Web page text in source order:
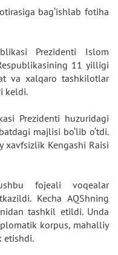
bag‘ishlab fotiha
Prezidenti Islom
11 yilligi
va xalqaro tashkilotlar
keldi.
Prezidenti huzuridagi
majlisi bo‘lib o‘tdi.
xavfsizlik Kengashi Raisi
fojeali voqealar
Kecha AQShning
tashkil etildi. Unda
korpus, mahalliy
etishdi.